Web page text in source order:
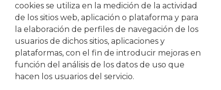
cookies se utiliza en la medición de la actividad
de los sitios web, aplicación o plataforma y para
la elaboración de perfiles de navegación de los
usuarios de dichos sitios, aplicaciones y
plataformas, con el fin de introducir mejoras en
función del análisis de los datos de uso que
hacen los usuarios del servicio.